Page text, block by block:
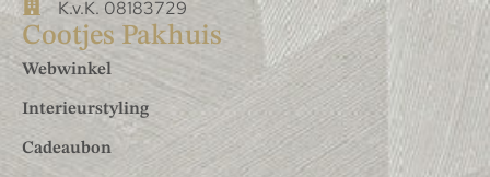
K.v.K. 08183729
Cootjes Pakhuis
Webwinkel
Interieurstyling
Cadeaubon